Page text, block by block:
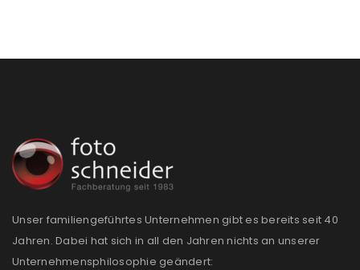
REGISTRIEREN
Unser familiengeführtes Unternehmen gibt es bereits seit 40
Jahren. Dabei hat sich in all den Jahren nichts an unserer
Unternehmensphilosophie geändert: